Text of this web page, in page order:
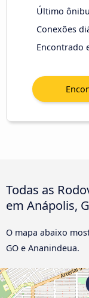
Último
Conexões
Encontrado
Todas as
em Anápolis,
O mapa abaixo
GO e Ananindeua.